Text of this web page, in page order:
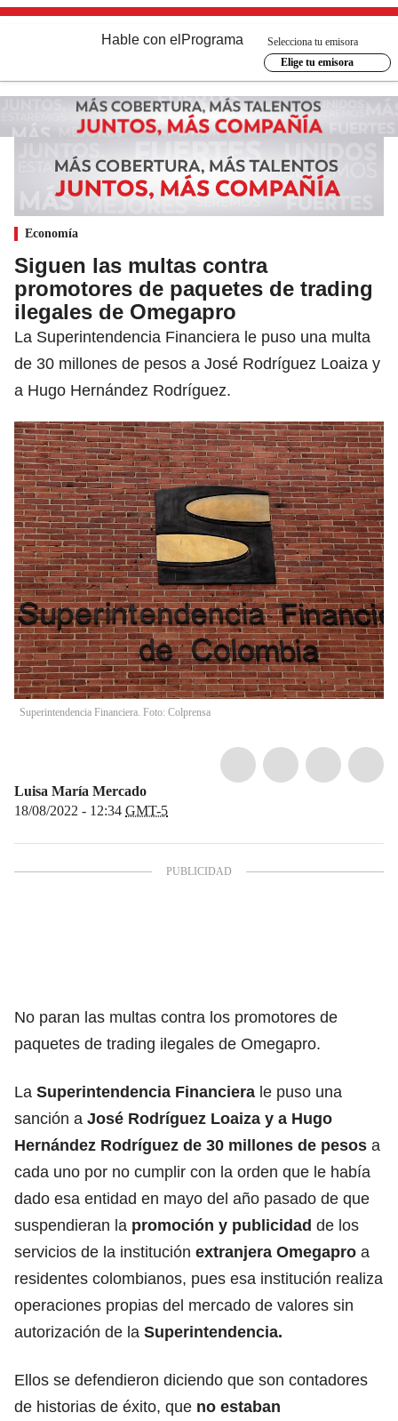
Hable con el Programa
Selecciona tu emisora
Elige tu emisora
Economía
Siguen las multas contra
promotores de paquetes de trading
ilegales de Omegapro
La Superintendencia Financiera le puso una multa
de 30 millones de pesos a José Rodríguez Loaiza y
a Hugo Hernández Rodríguez.
Superintendencia Financiera. Foto: Colprensa
Luisa María Mercado
18/08/2022 - 12:34 GMT-5
No paran las multas contra los promotores de
paquetes de trading ilegales de Omegapro.
La Superintendencia Financiera le puso una
sanción a José Rodríguez Loaiza y a Hugo
Hernández Rodríguez de 30 millones de pesos a
cada uno por no cumplir con la orden que le había
dado esa entidad en mayo del año pasado de que
suspendieran la promoción y publicidad de los
servicios de la institución extranjera Omegapro a
residentes colombianos, pues esa institución realiza
operaciones propias del mercado de valores sin
autorización de la Superintendencia.
Ellos se defendieron diciendo que son contadores
de historias de éxito, que no estaban